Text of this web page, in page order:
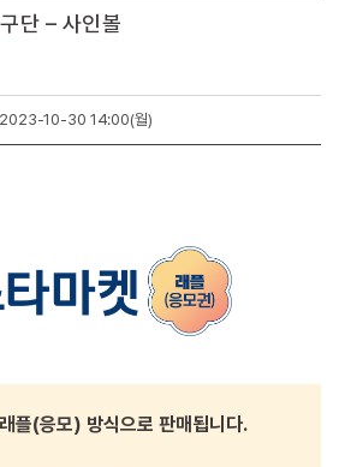
단 – 사인볼
10-30 14:00(월)
플(응모) 방식으로 판매됩니다.